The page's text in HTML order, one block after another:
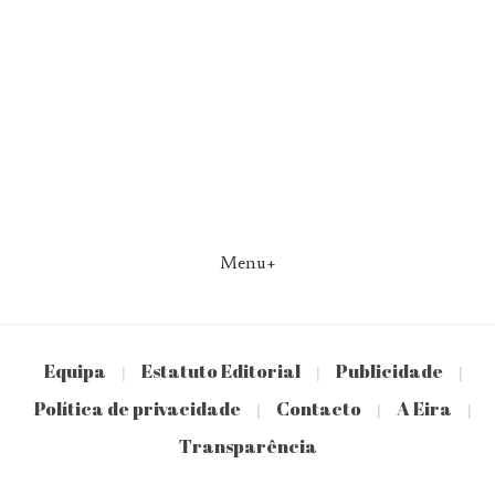
Menu+
Equipa | Estatuto Editorial | Publicidade |
Política de privacidade | Contacto | A Eira |
Transparência